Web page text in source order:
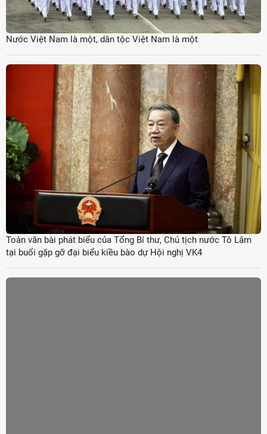
Nước Việt Nam là một, dân tộc Việt Nam là một
Toàn văn bài phát biểu của Tổng Bí thư, Chủ tịch nước Tô Lâm
tại buổi gặp gỡ đại biểu kiều bào dự Hội nghị VK4